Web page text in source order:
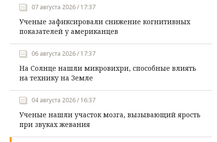
07 августа 2026 / 17:37
Ученые зафиксировали снижение когнитивных
показателей у американцев
06 августа 2026 / 17:37
На Солнце нашли микровихри, способные влиять
на технику на Земле
04 августа 2026 / 16:37
Ученые нашли участок мозга, вызывающий ярость
при звуках жевания